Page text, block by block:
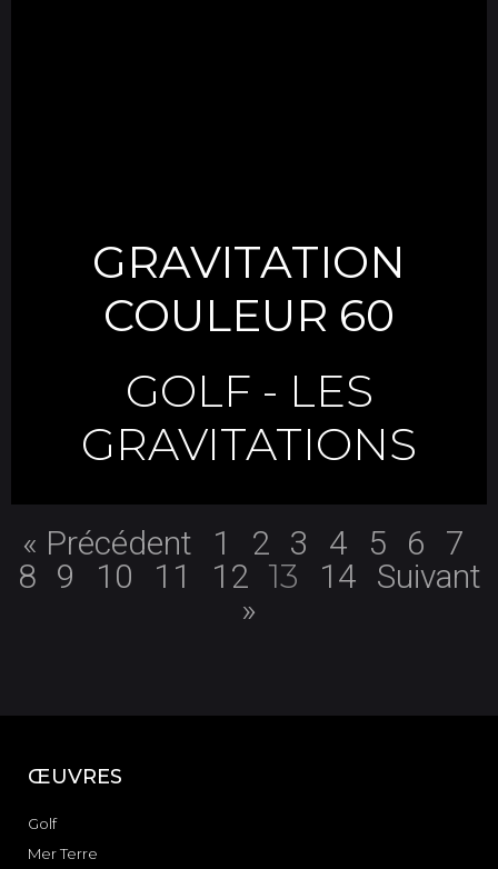
GRAVITATION
COULEUR 60
GOLF - LES
GRAVITATIONS
« Précédent 1 2 3 4 5 6 7
8 9 10 11 12 13 14 Suivant
»
ŒUVRES
Golf
Mer Terre